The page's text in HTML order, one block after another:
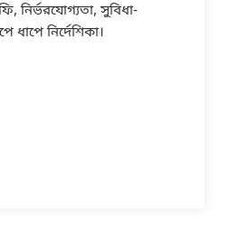
নির্ভরযোগ্যতা, সুবিধা-
ধাপে নির্দেশিকা।